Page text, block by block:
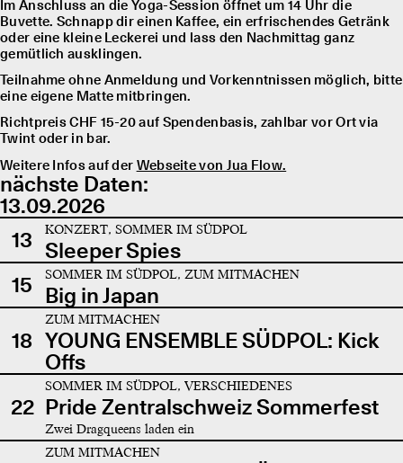
Im Anschluss an die Yoga-Session öffnet um 14 Uhr die
Buvette. Schnapp dir einen Kaffee, ein erfrischendes Getränk
oder eine kleine Leckerei und lass den Nachmittag ganz
gemütlich ausklingen.
Teilnahme ohne Anmeldung und Vorkenntnissen möglich, bitte
eine eigene Matte mitbringen.
Richtpreis CHF 15-20 auf Spendenbasis, zahlbar vor Ort via
Twint oder in bar.
Weitere Infos auf der Webseite von Jua Flow.
nächste Daten:
13.09.2026
13
KONZERT, SOMMER IM SÜDPOL
Sleeper Spies
15
SOMMER IM SÜDPOL, ZUM MITMACHEN
Big in Japan
18
ZUM MITMACHEN
YOUNG ENSEMBLE SÜDPOL: Kick
Offs
22
SOMMER IM SÜDPOL, VERSCHIEDENES
Pride Zentralschweiz Sommerfest
Zwei Dragqueens laden ein
ZUM MITMACHEN